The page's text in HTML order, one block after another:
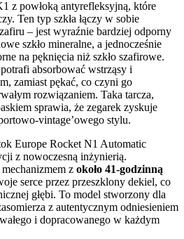
z powłoką antyrefleksyjną, które
Ten typ szkła łączy w sobie
– jest wyraźnie bardziej odporny
szkło mineralne, a jednocześnie
na pęknięcia niż szkło szafirowe.
absorbować wstrząsy i
zamiast pękać, co czyni go
rozwiązaniem. Taka tarcza,
sprawia, że zegarek zyskuje
vintage’owego stylu.
Europe Rocket N1 Automatic
z nowoczesną inżynierią.
z około 41-godzinną
serce przez przeszklony dekiel, co
głębi. To model stworzony dla
z autentycznym odniesieniem
i dopracowanego w każdym